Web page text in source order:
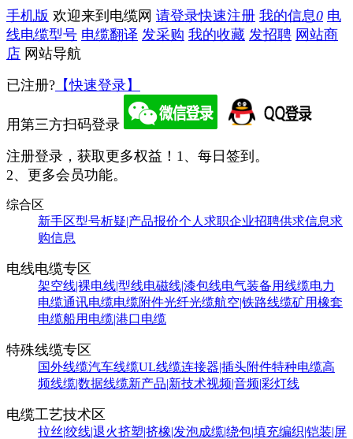
手机版 欢迎来到电缆网 请登录快速注册 我的信息0 电
线电缆型号 电缆翻译 发采购 我的收藏 发招聘 网站商
店 网站导航
已注册? 【快速登录】
用第三方扫码登录
注册登录，获取更多权益！ 1、每日签到。
2、更多会员功能。
综合区
新手区型号析疑|产品报价个人求职企业招聘供求信息求
购信息
电线电缆专区
架空线|裸电线|型线电磁线|漆包线电气装备用线缆电力
电缆通讯电缆电缆附件光纤光缆航空|铁路线缆矿用橡套
电缆船用电缆|港口电缆
特殊线缆专区
国外线缆汽车线缆UL线缆连接器|插头附件特种电缆高
频线缆|数据线缆新产品|新技术视频|音频|彩灯线
电缆工艺技术区
拉丝|绞线|退火挤塑|挤橡|发泡成缆|绕包|填充编织|铠装|屏